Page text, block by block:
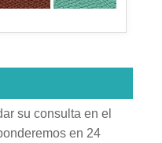
su consulta en el
en 24